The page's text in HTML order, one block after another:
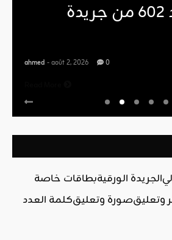
صدور العدد 602 من جريدة
ahmed - août 2, 2026 0
الجريدة الورقيةبطاقات خاصة
وتعليقصورة وتعليقكلمة العدد